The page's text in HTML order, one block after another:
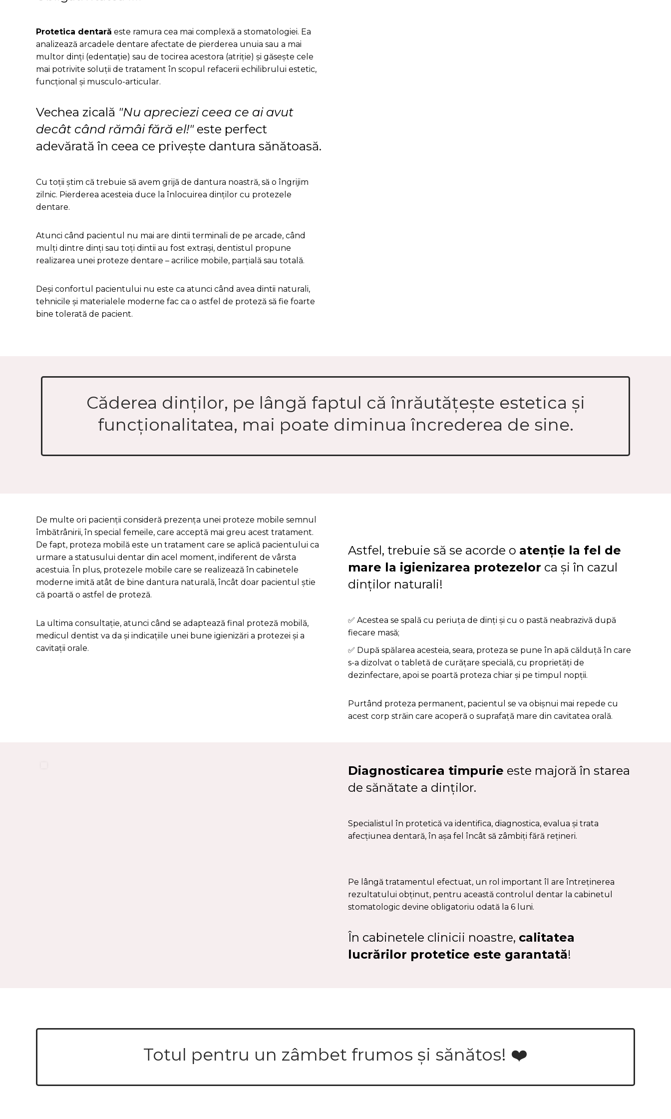
Protetica dentară este ramura cea mai complexă a stomatologiei. Ea
analizează arcadele dentare afectate de pierderea unuia sau a mai
multor dinți (edentație) sau de tocirea acestora (atriție) și găsește cele
mai potrivite soluții de tratament în scopul refacerii echilibrului estetic,
funcțional și musculo-articular.
Vechea zicală "Nu apreciezi ceea ce ai avut
decât când rămâi fără el!"este perfect
adevărată în ceea ce privește dantura sănătoasă.
Cu toții știm că trebuie să avem grijă de dantura noastră, să o îngrijim
zilnic. Pierderea acesteia duce la înlocuirea dinților cu protezele
dentare.
Atunci când pacientul nu mai are dintii terminali de pe arcade, când
mulți dintre dinți sau toți dintii au fost extrași, dentistul propune
realizarea unei proteze dentare – acrilice mobile, parțială sau totală.
Deși confortul pacientului nu este ca atunci când avea dintii naturali,
tehnicile și materialele moderne fac ca o astfel de proteză să fie foarte
bine tolerată de pacient.
Căderea dinților, pe lângă faptul că înrăutățește estetica și
funcționalitatea, mai poate diminua încrederea de sine.
De multe ori pacienții consideră prezența unei proteze mobile semnul
îmbătrânirii, în special femeile, care acceptă mai greu acest tratament.
De fapt, proteza mobilă este un tratament care se aplică pacientului ca
urmare a statusului dentar din acel moment, indiferent de vârsta
acestuia. În plus, protezele mobile care se realizează în cabinetele
moderne imită atât de bine dantura naturală, încât doar pacientul știe
că poartă o astfel de proteză.
La ultima consultație, atunci când se adaptează final proteză mobilă,
medicul dentist va da și indicațiile unei bune igienizări a protezei şi a
cavitații orale.
Astfel, trebuie să se acorde o atenție la fel de
mare la igienizarea protezelor ca și în cazul
dinților naturali!
✅ Acestea se spală cu periuța de dinți şi cu o pastă neabrazivă după
fiecare masă;
✅ După spălarea acesteia, seara, proteza se pune în apă călduță în care
s-a dizolvat o tabletă de curățare specială, cu proprietăți de
dezinfectare, apoi se poartă proteza chiar și pe timpul nopții.
Purtând proteza permanent, pacientul se va obișnui mai repede cu
acest corp străin care acoperă o suprafață mare din cavitatea orală.
Diagnosticarea timpurie este majoră în starea
de sănătate a dinților.
Specialistul în protetică va identifica, diagnostica, evalua și trata
afecțiunea dentară, în așa fel încât să zâmbiți fără rețineri.
Pe lângă tratamentul efectuat, un rol important îl are întreținerea
rezultatului obținut, pentru această controlul dentar la cabinetul
stomatologic devine obligatoriu odată la 6 luni.
În cabinetele clinicii noastre, calitatea
lucrărilor protetice este garantată!
Totul pentru un zâmbet frumos și sănătos! ❤️